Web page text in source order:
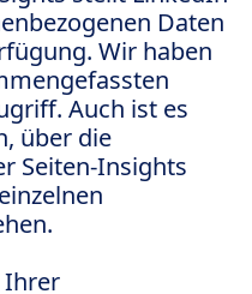
Daten
Wir haben
Auch ist es
über die
Seiten-Insights
Ihrer